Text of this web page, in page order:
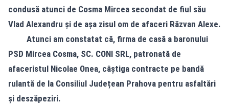
condusă atunci de Cosma Mircea secondat de fiul său
Vlad Alexandru și de așa zisul om de afaceri Răzvan Alexe.
Atunci am constatat că, firma de casă a baronului
PSD Mircea Cosma, SC. CONI SRL, patronată de
afaceristul Nicolae Onea, câștiga contracte pe bandă
rulantă de la Consiliul Județean Prahova pentru asfaltări
și deszăpeziri.